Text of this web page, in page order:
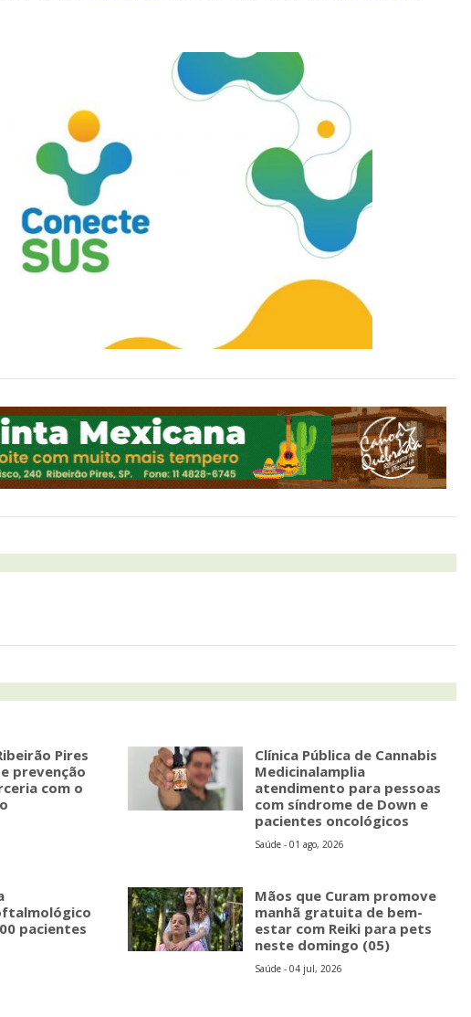
Pires
prevenção
com o
Clínica Pública de Cannabis
Medicinalamplia
atendimento para pessoas
com síndrome de Down e
pacientes oncológicos
Saúde - 01 ago, 2026
pacientes
Mãos que Curam promove
manhã gratuita de bem-
estar com Reiki para pets
neste domingo (05)
Saúde - 04 jul, 2026